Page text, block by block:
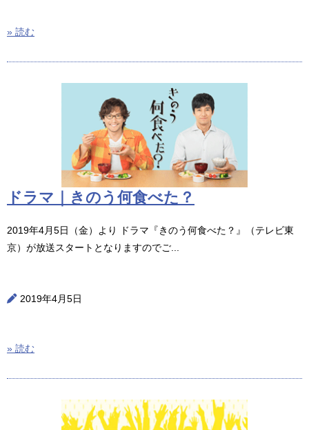
» 読む
ドラマ｜きのう何食べた？
2019年4月5日（金）より ドラマ『きのう何食べた？』（テレビ東
京）が放送スタートとなりますのでご...
2019年4月5日
» 読む